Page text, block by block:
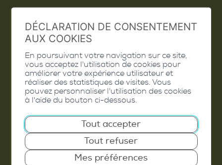
Emploi
Extranet
Valais Excellence
Commune de Conthey
Route de Savoie 54
DÉCLARATION DE CONSENTEMENT
AUX COOKIES
En poursuivant votre navigation sur ce site,
vous acceptez l'utilisation de cookies pour
améliorer votre expérience utilisateur et
réaliser des statistiques de visites. Vous
pouvez personnaliser l'utilisation des cookies
à l'aide du bouton ci-dessous.
Tout accepter
Tout refuser
Mes préférences